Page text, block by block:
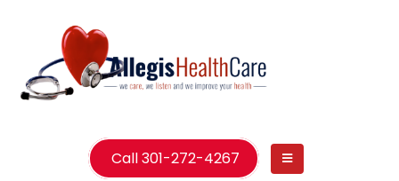
Call 301-272-4267